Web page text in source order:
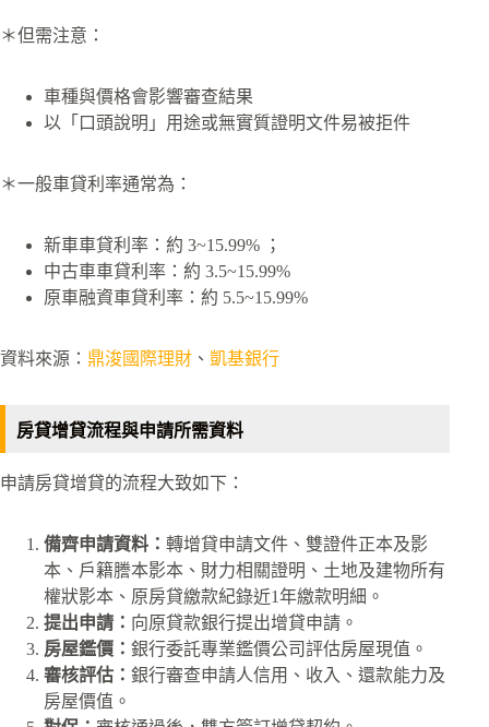
＊但需注意：
車種與價格會影響審查結果
以「口頭說明」用途或無實質證明文件易被拒件
＊一般車貸利率通常為：
新車車貸利率：約 3~15.99% ；
中古車車貸利率：約 3.5~15.99%
原車融資車貸利率：約 5.5~15.99%
資料來源： 鼎浚國際理財 、 凱基銀行
房貸增貸流程與申請所需資料
申請房貸增貸的流程大致如下：
備齊申請資料： 轉增貸申請文件、雙證件正本及影
本、戶籍謄本影本、財力相關證明、土地及建物所有
權狀影本、原房貸繳款紀錄近1年繳款明細。
提出申請： 向原貸款銀行提出增貸申請。
房屋鑑價： 銀行委託專業鑑價公司評估房屋現值。
審核評估： 銀行審查申請人信用、收入、還款能力及
房屋價值。